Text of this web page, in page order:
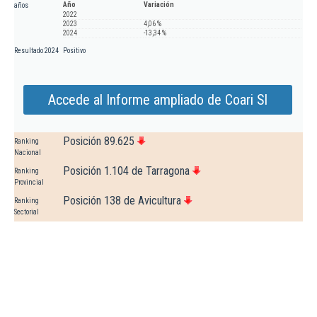
años
Año
Variación
2022
2023
4,06 %
2024
-13,34 %
Resultado 2024 Positivo
Accede al Informe ampliado de Coari Sl
Ranking
Nacional
Posición 89.625
Ranking
Provincial
Posición 1.104 de Tarragona
Ranking
Sectorial
Posición 138 de Avicultura